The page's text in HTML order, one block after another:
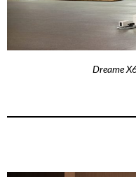
Dreame